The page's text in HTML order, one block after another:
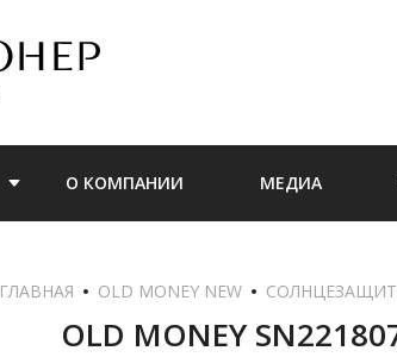
О КОМПАНИИ МЕДИА
ГЛАВНАЯ OLD MONEY NEW
OLD MONEY